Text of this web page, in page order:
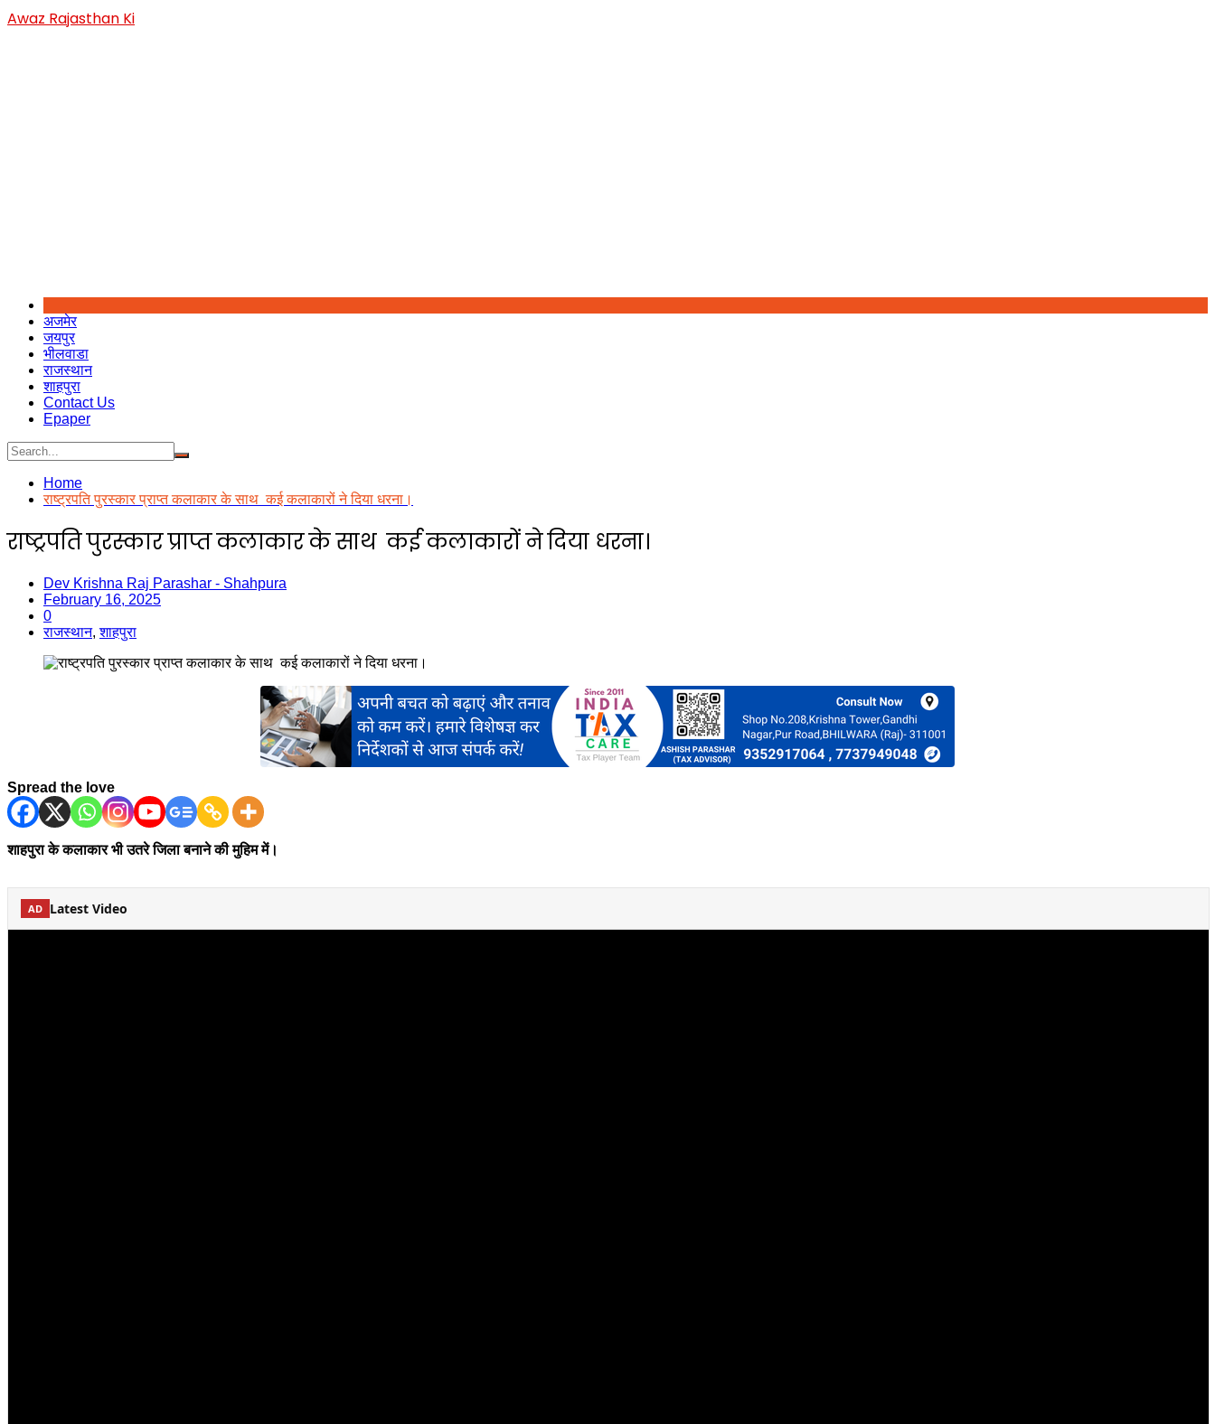
Skip
to
Awaz Rajasthan Ki
अजमेर
जयपुर
भीलवाडा
राजस्थान
शाहपुरा
Contact Us
Epaper
Home
राष्ट्रपति पुरस्कार प्राप्त कलाकार के साथ कई कलाकारों ने दिया धरना।
राष्ट्रपति पुरस्कार प्राप्त कलाकार के साथ कई कलाकारों ने दिया धरना।
Dev Krishna Raj Parashar - Shahpura
February 16, 2025
0
राजस्थान,शाहपुरा
Spread the love
शाहपुरा के कलाकार भी उतरे जिला बनाने की मुहिम में।
AD Latest Video